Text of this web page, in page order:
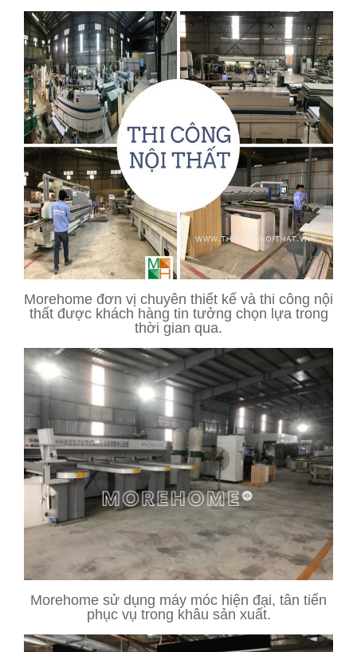
Morehome đơn vị chuyên thiết kế và thi công nội
thất được khách hàng tin tưởng chọn lựa trong
thời gian qua.
Morehome sử dụng máy móc hiện đại, tân tiến
phục vụ trong khâu sản xuất.